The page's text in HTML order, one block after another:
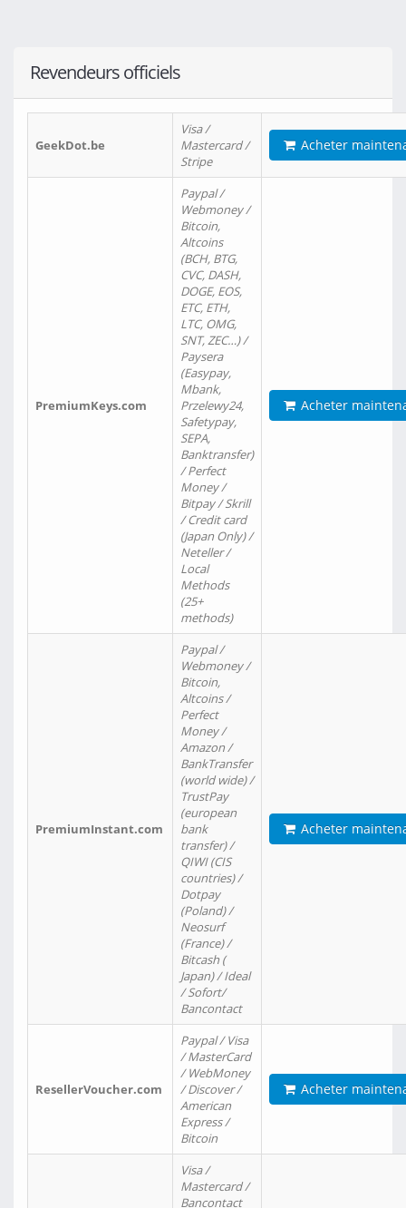
Revendeurs officiels
GeekDot.be
Visa /
Mastercard /
Stripe
Acheter
PremiumKeys.com
Paypal /
Webmoney /
Bitcoin,
Altcoins
(BCH, BTG,
CVC, DASH,
DOGE, EOS,
ETC, ETH,
LTC, OMG,
SNT, ZEC…) /
Paysera
(Easypay,
Mbank,
Przelewy24,
Safetypay,
SEPA,
Banktransfer)
/ Perfect
Money /
Bitpay / Skrill
/ Credit card
(Japan Only) /
Neteller /
Local
Methods
(25+
methods)
Acheter
PremiumInstant.com
Paypal /
Webmoney /
Bitcoin,
Altcoins /
Perfect
Money /
Amazon /
BankTransfer
(world wide) /
TrustPay
(european
bank
transfer) /
QIWI (CIS
countries) /
Dotpay
(Poland) /
Neosurf
(France) /
Bitcash (
Japan) / Ideal
/ Sofort/
Bancontact
Acheter
ResellerVoucher.com
Paypal / Visa
/ MasterCard
/ WebMoney
/ Discover /
American
Express /
Bitcoin
Acheter
Visa /
Mastercard /
Bancontact